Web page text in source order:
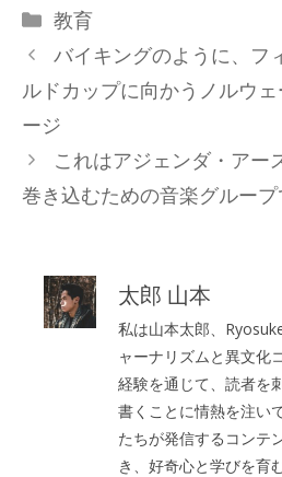
カ
テ
リ
ー
教育
バイキングのように、フ
ルドカップに向かうノルウ
ージ
これはアジェンダ・アー
巻き込むための音楽グループ
太郎 山本
私は山本太郎、
ャーナリズムと異文化
経験を通じて、読者を
書くことに情熱を注い
たちが発信するコンテ
き、好奇心と学びを育